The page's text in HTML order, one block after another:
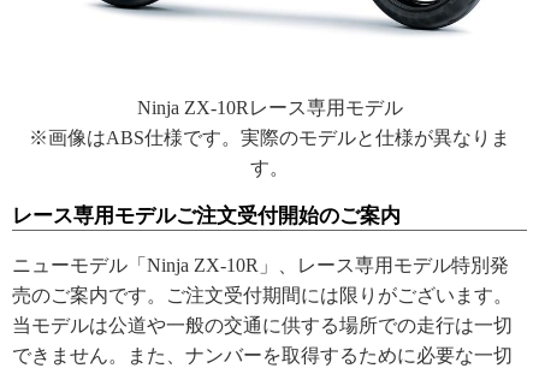
Ninja ZX-10Rレース専用モデル
※画像はABS仕様です。実際のモデルと仕様が異なりま
す。
レース専用モデルご注文受付開始のご案内
ニューモデル「Ninja ZX-10R」、レース専用モデル特別発
売のご案内です。ご注文受付期間には限りがございます。
当モデルは公道や一般の交通に供する場所での走行は一切
できません。また、ナンバーを取得するために必要な一切